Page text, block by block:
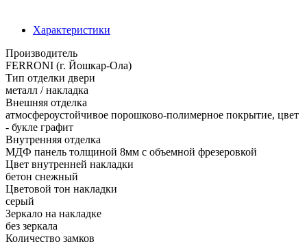
Характеристики
Производитель
FERRONI (г. Йошкар-Ола)
Тип отделки двери
металл / накладка
Внешняя отделка
атмосфероустойчивое порошково-полимерное покрытие, цвет
- букле графит
Внутренняя отделка
МДФ панель толщиной 8мм с объемной фрезеровкой
Цвет внутренней накладки
бетон снежный
Цветовой тон накладки
серый
Зеркало на накладке
без зеркала
Количество замков